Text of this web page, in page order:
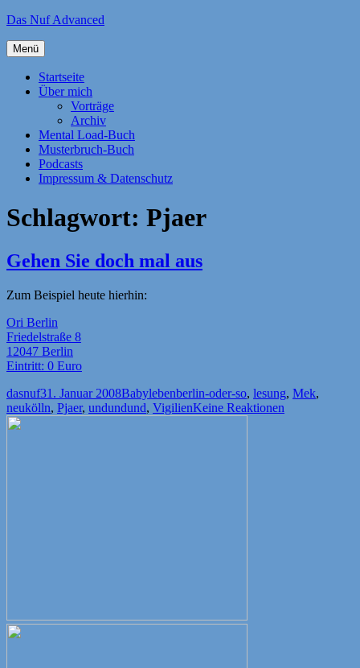
Zum
springen
Das Nuf Advanced
Menü
Startseite
Über mich
Vorträge
Archiv
Mental Load-Buch
Musterbruch-Buch
Podcasts
Impressum & Datenschutz
Schlagwort: Pjaer
Gehen Sie doch mal aus
Zum Beispiel heute hierhin:
Ori Berlin
Friedelstraße 8
12047 Berlin
Eintritt: 0 Euro
Autor
dasnufVeröffentlicht
am
31. Januar 2008Kategorien
BabylebenSchlagwörter
berlin-oder-so, lesung, Mek,
neukölln, Pjaer, undundund, VigilienKeine Reaktionen